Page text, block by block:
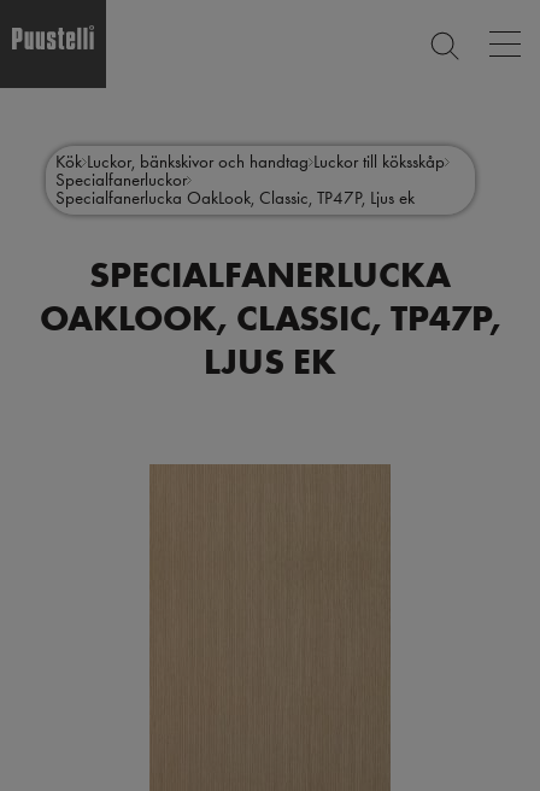
contentmenu
sv
Kök Luckor, bänkskivor och handtag Luckor till köksskåp
Specialfanerluckor
Specialfanerlucka OakLook, Classic, TP47P, Ljus ek
SPECIALFANERLUCKA
OAKLOOK, CLASSIC, TP47P,
LJUS EK